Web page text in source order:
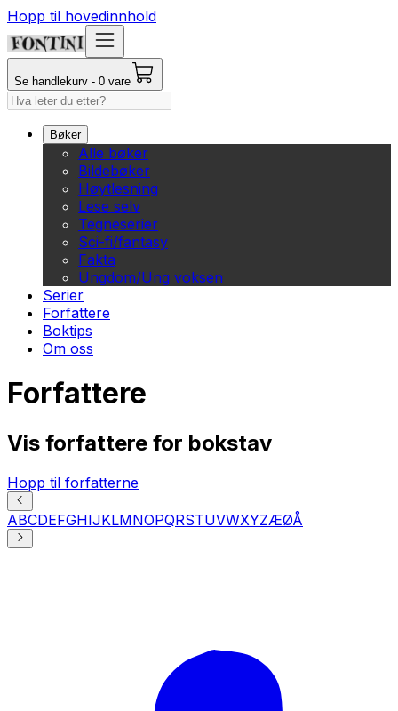
Hopp til hovedinnhold
Se handlekurv - 0 vare
Bøker
Alle bøker
Bildebøker
Høytlesning
Lese selv
Tegneserier
Sci-fi/fantasy
Fakta
Ungdom/Ung voksen
Serier
Forfattere
Boktips
Om oss
Forfattere
Vis forfattere for bokstav
Hopp til forfatterne
ABCDEFGHIJKLMNOPQRSTUVWXYZÆØÅ